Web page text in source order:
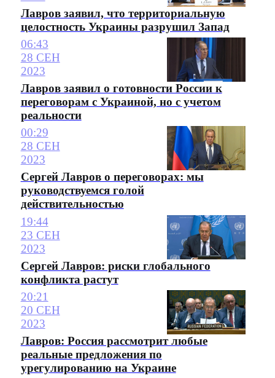
Лавров заявил, что территориальную
целостность Украины разрушил Запад
06:43
28 СЕН
2023
Лавров заявил о готовности России к
переговорам с Украиной, но с учетом
реальности
00:29
28 СЕН
2023
Сергей Лавров о переговорах: мы
руководствуемся голой
действительностью
19:44
23 СЕН
2023
Сергей Лавров: риски глобального
конфликта растут
20:21
20 СЕН
2023
Лавров: Россия рассмотрит любые
реальные предложения по
урегулированию на Украине